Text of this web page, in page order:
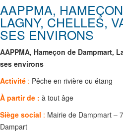
AAPPMA,
LAGNY, CHELLES,
SES ENVIRONS
AAPPMA, Hameçon de Dampmart,
ses environs
Activité : Pêche en rivière ou étang
À partir de : à tout âge
Siège social : Mairie de Dampmart –
Dampart